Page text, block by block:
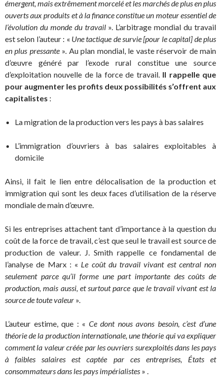
émergent, mais extrêmement morcelé et les marchés de plus en plus
ouverts aux produits et à la finance constitue un moteur essentiel de
l’évolution du monde du travail ». L’arbitrage mondial du travail
est selon l’auteur : « Une tactique de survie [pour le capital] de plus
en plus pressante». Au plan mondial, le vaste réservoir de main
d’œuvre généré par l’exode rural constitue une source
d’exploitation nouvelle de la force de travail. Il rappelle que
pour augmenter les profits deux possibilités s’offrent aux
capitalistes :
La migration de la production vers les pays à bas salaires
L’immigration d’ouvriers à bas salaires exploitables à
domicile
Ainsi, il fait le lien entre délocalisation de la production et
immigration qui sont les deux faces d’utilisation de la réserve
mondiale de main d’œuvre.
Si les entreprises attachent tant d’importance à la question du
coût de la force de travail, c’est que seul le travail est source de
production de valeur. J. Smith rappelle ce fondamental de
l’analyse de Marx : « Le coût du travail vivant est central non
seulement parce qu’il forme une part importante des coûts de
production, mais aussi, et surtout parce que le travail vivant est la
source de toute valeur ».
L’auteur estime, que : « Ce dont nous avons besoin, c’est d’une
théorie de la production internationale, une théorie qui va expliquer
comment la valeur créée par les ouvriers surexploités dans les pays
à faibles salaires est captée par ces entreprises, États et
consommateurs dans les pays impérialistes » .